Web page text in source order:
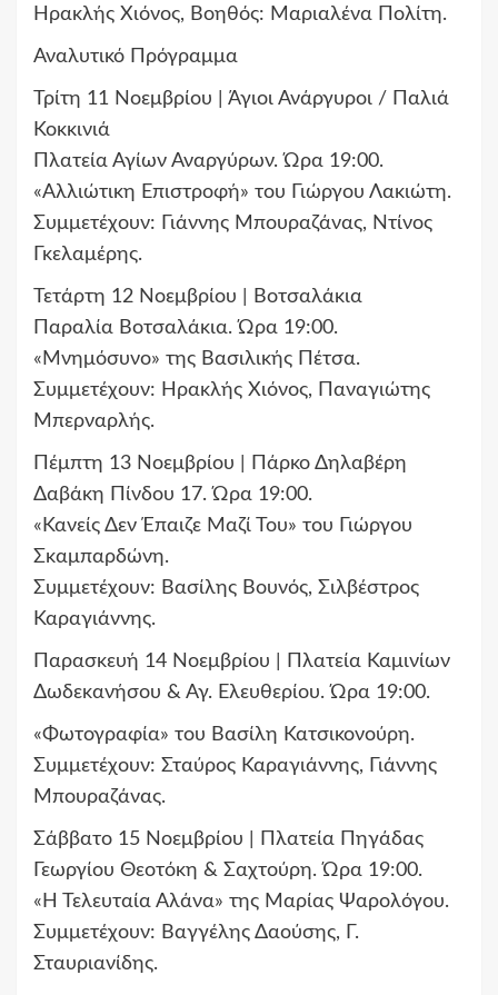
Ηρακλής Χιόνος, Βοηθός: Μαριαλένα Πολίτη.
Αναλυτικό Πρόγραμμα
Τρίτη 11 Νοεμβρίου | Άγιοι Ανάργυροι / Παλιά
Κοκκινιά
Πλατεία Αγίων Αναργύρων. Ώρα 19:00.
«Αλλιώτικη Επιστροφή» του Γιώργου Λακιώτη.
Συμμετέχουν: Γιάννης Μπουραζάνας, Ντίνος
Γκελαμέρης.
Τετάρτη 12 Νοεμβρίου | Βοτσαλάκια
Παραλία Βοτσαλάκια. Ώρα 19:00.
«Μνημόσυνο» της Βασιλικής Πέτσα.
Συμμετέχουν: Ηρακλής Χιόνος, Παναγιώτης
Μπερναρλής.
Πέμπτη 13 Νοεμβρίου | Πάρκο Δηλαβέρη
Δαβάκη Πίνδου 17. Ώρα 19:00.
«Κανείς Δεν Έπαιζε Μαζί Του» του Γιώργου
Σκαμπαρδώνη.
Συμμετέχουν: Βασίλης Βουνός, Σιλβέστρος
Καραγιάννης.
Παρασκευή 14 Νοεμβρίου | Πλατεία Καμινίων
Δωδεκανήσου & Αγ. Ελευθερίου. Ώρα 19:00.
«Φωτογραφία» του Βασίλη Κατσικονούρη.
Συμμετέχουν: Σταύρος Καραγιάννης, Γιάννης
Μπουραζάνας.
Σάββατο 15 Νοεμβρίου | Πλατεία Πηγάδας
Γεωργίου Θεοτόκη & Σαχτούρη. Ώρα 19:00.
«Η Τελευταία Αλάνα» της Μαρίας Ψαρολόγου.
Συμμετέχουν: Βαγγέλης Δαούσης, Γ.
Σταυριανίδης.